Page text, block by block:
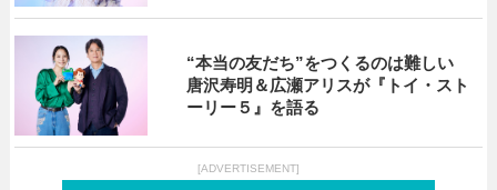
“本当の友だち”をつくるのは難しい
唐沢寿明＆広瀬アリスが『トイ・スト
ーリー５』を語る
[ADVERTISEMENT]